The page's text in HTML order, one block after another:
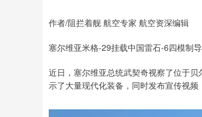
作者/阻拦着舰 航空专家 航空资深编辑
塞尔维亚米格-29挂载中国雷石-6四模制
近日，塞尔维亚总统武契奇视察了位于
示了大量现代化装备，同时发布宣传视